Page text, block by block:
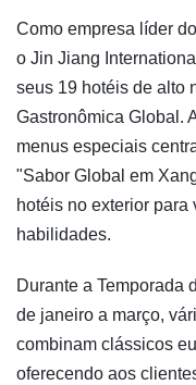
Como empresa líder
o Jin Jiang
seus 19 hotéis de alto
Gastronômica Global.
menus especiais
"Sabor Global em
hotéis no exterior
habilidades.
Durante a Temporada
de janeiro a março,
combinam clássicos
oferecendo aos